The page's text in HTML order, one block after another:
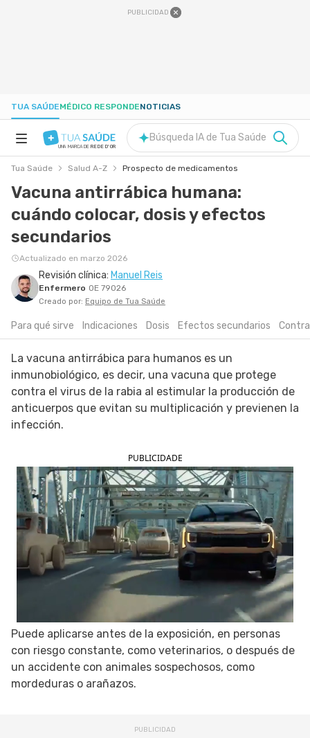
PUBLICIDAD
TUA SAÚDEMÉDICO RESPONDENOTICIAS
NUTRICIÓN
EMBARAZO
BIENESTAR
UNA MARCA DE REDE D'OR
Búsqueda IA de Tua Saúde
Tua Saúde Salud A-Z Prospecto de medicamentos
Vacuna antirrábica humana:
cuándo colocar, dosis y efectos
secundarios
Actualizado en marzo 2026
Revisión clínica: Manuel Reis
Enfermero OE 79026
Creado por: Equipo de Tua Saúde
Para qué sirve Indicaciones Dosis Efectos secundarios
La vacuna antirrábica para humanos es un
inmunobiológico, es decir, una vacuna que protege
contra el virus de la rabia al estimular la producción de
anticuerpos que evitan su multiplicación y previenen la
infección.
PUBLICIDADE
Puede aplicarse antes de la exposición, en personas
con riesgo constante, como veterinarios, o después de
un accidente con animales sospechosos, como
mordeduras o arañazos.